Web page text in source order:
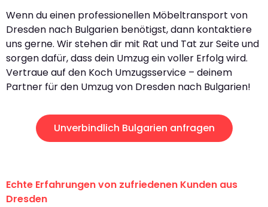
Wenn du einen professionellen Möbeltransport von
Dresden nach Bulgarien benötigst, dann kontaktiere
uns gerne. Wir stehen dir mit Rat und Tat zur Seite und
sorgen dafür, dass dein Umzug ein voller Erfolg wird.
Vertraue auf den Koch Umzugsservice – deinem
Partner für den Umzug von Dresden nach Bulgarien!
Unverbindlich Bulgarien anfragen
Echte Erfahrungen von zufriedenen Kunden aus
Dresden